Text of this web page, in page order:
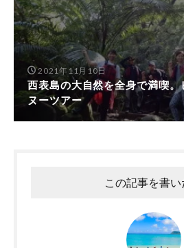
2021年11月10日
西表島の大自然を全身で満喫。
ヌーツアー
この記事を書い